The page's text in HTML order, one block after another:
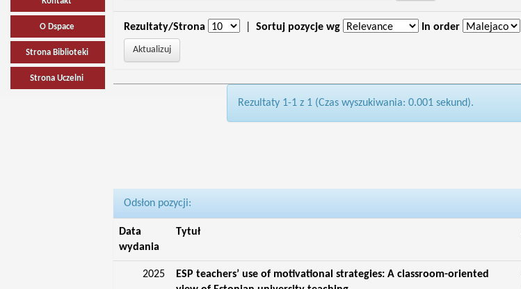
O Dspace
Strona Biblioteki
Strona Uczelni
Rezultaty/Strona Sortuj pozycje wg In order
Rezultaty 1-1 z 1 (Czas wyszukiwania: 0.001 sekund).
Odsłon pozycji:
Data
wydania
Tytuł
2025
ESP teachers’ use of motivational strategies: A classroom-oriented